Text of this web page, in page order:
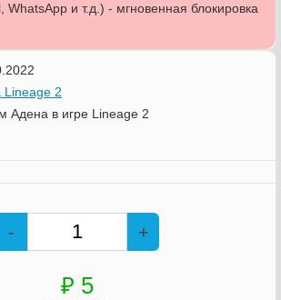
WhatsApp и т.д.) - мгновенная блокировка
Lineage 2
Адена в игре Lineage 2
- +
₽ 5